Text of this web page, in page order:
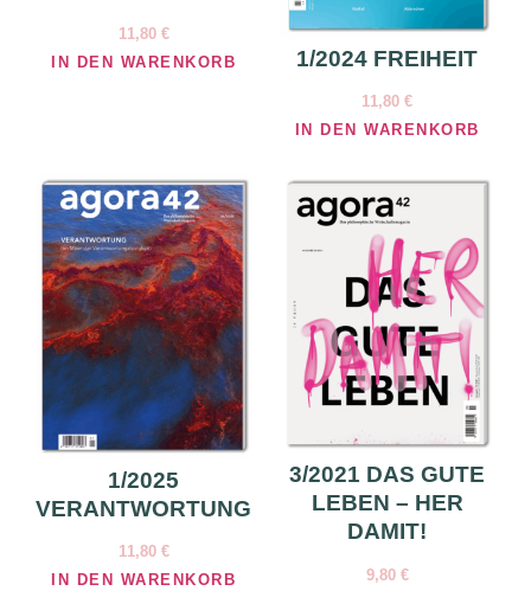
11,80 €
IN DEN WARENKORB
1/2024 FREIHEIT
11,80€
IN DEN WARENKORB
1/2025
VERANTWORTUNG
11,80 €
IN DEN WARENKORB
3/2021 DAS GUTE
LEBEN – HER
DAMIT!
9,80 €